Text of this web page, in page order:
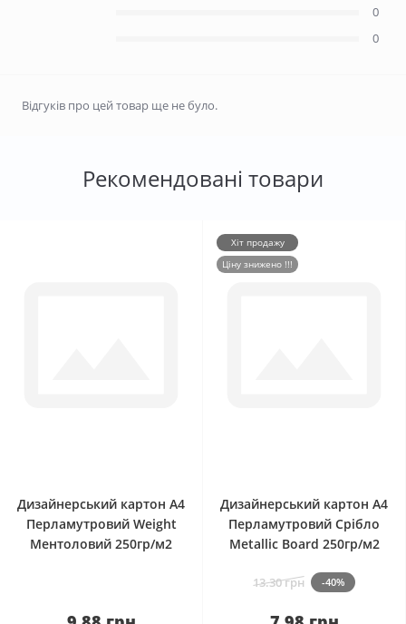
0
0
Відгуків про цей товар ще не було.
Рекомендовані товари
Дизайнерський картон А4
Перламутровий Weight
Ментоловий 250гр/м2
Хіт продажу
Ціну знижено !!!
Дизайнерський картон А4
Перламутровий Срібло
Metallic Board 250гр/м2
13.30 грн -40%